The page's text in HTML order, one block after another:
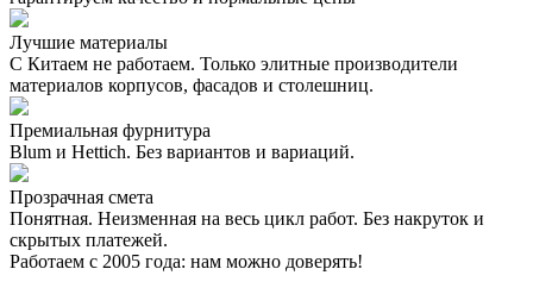
Лучшие материалы
С Китаем не работаем. Только элитные производители
материалов корпусов, фасадов и столешниц.
Премиальная фурнитура
Blum и Hettich. Без вариантов и вариаций.
Прозрачная смета
Понятная. Неизменная на весь цикл работ. Без накруток и
скрытых платежей.
Работаем с 2005 года: нам можно доверять!